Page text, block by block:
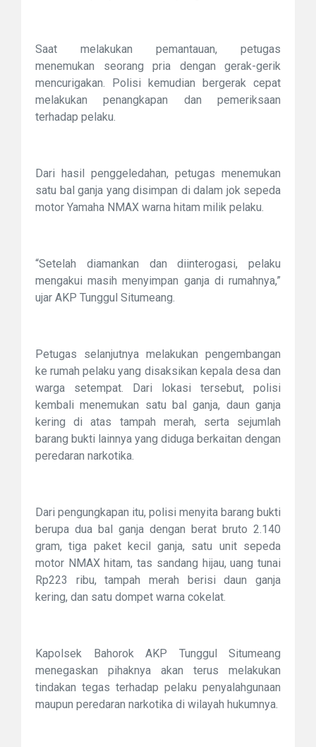
Saat melakukan pemantauan, petugas
menemukan seorang pria dengan gerak-gerik
mencurigakan. Polisi kemudian bergerak cepat
melakukan penangkapan dan pemeriksaan
terhadap pelaku.
Dari hasil penggeledahan, petugas menemukan
satu bal ganja yang disimpan di dalam jok sepeda
motor Yamaha NMAX warna hitam milik pelaku.
“Setelah diamankan dan diinterogasi, pelaku
mengakui masih menyimpan ganja di rumahnya,”
ujar AKP Tunggul Situmeang.
Petugas selanjutnya melakukan pengembangan
ke rumah pelaku yang disaksikan kepala desa dan
warga setempat. Dari lokasi tersebut, polisi
kembali menemukan satu bal ganja, daun ganja
kering di atas tampah merah, serta sejumlah
barang bukti lainnya yang diduga berkaitan dengan
peredaran narkotika.
Dari pengungkapan itu, polisi menyita barang bukti
berupa dua bal ganja dengan berat bruto 2.140
gram, tiga paket kecil ganja, satu unit sepeda
motor NMAX hitam, tas sandang hijau, uang tunai
Rp223 ribu, tampah merah berisi daun ganja
kering, dan satu dompet warna cokelat.
Kapolsek Bahorok AKP Tunggul Situmeang
menegaskan pihaknya akan terus melakukan
tindakan tegas terhadap pelaku penyalahgunaan
maupun peredaran narkotika di wilayah hukumnya.